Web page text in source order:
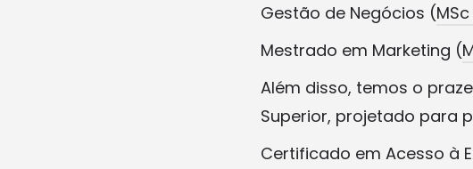
Gestão de Negócios (
Mestrado em Marketing (
Além disso, temos o
Superior, projetado para
Certificado em Acesso à